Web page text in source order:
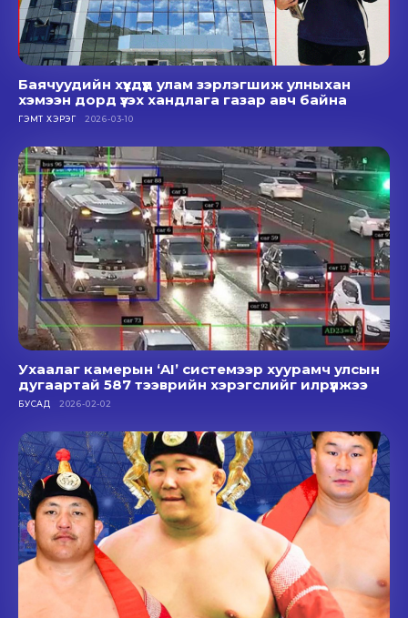
Баячуудийн хүүхдүүд улам зэрлэгшиж улныхан
хэмээн дорд үзэх хандлага газар авч байна
ГЭМТ ХЭРЭГ 2026-03-10
Ухаалаг камерын ‘AI’ системээр хуурамч улсын
дугаартай 587 тээврийн хэрэгслийг илрүүлжээ
БУСАД 2026-02-02